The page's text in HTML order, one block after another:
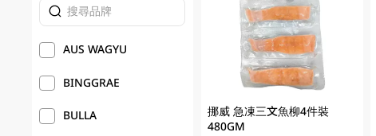
AUS WAGYU
BINGGRAE
BULLA
挪威 急凍三文魚柳4件裝
480GM